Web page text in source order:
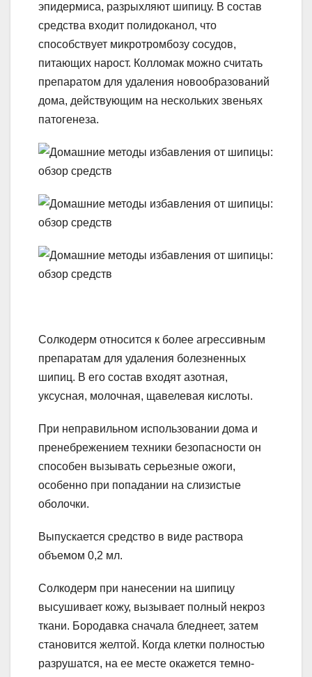
эпидермиса, разрыхляют шипицу. В состав
средства входит полидоканол, что
способствует микротромбозу сосудов,
питающих нарост. Колломак можно считать
препаратом для удаления новообразований
дома, действующим на нескольких звеньях
патогенеза.
Солкодерм относится к более агрессивным
препаратам для удаления болезненных
шипиц. В его состав входят азотная,
уксусная, молочная, щавелевая кислоты.
При неправильном использовании дома и
пренебрежением техники безопасности он
способен вызывать серьезные ожоги,
особенно при попадании на слизистые
оболочки.
Выпускается средство в виде раствора
объемом 0,2 мл.
Солкодерм при нанесении на шипицу
высушивает кожу, вызывает полный некроз
ткани. Бородавка сначала бледнеет, затем
становится желтой. Когда клетки полностью
разрушатся, на ее месте окажется темно-